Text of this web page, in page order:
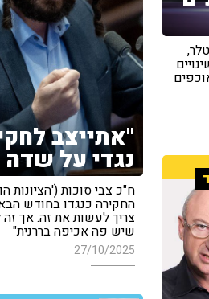
"אתייצב
נגדי על שדה
ח"כ צבי סוכות ('הציונות
החקירה כנגדו בחודש
צריך לעשות את זה. אך
שיש פה אכיפה בררנית"
27/10/2025